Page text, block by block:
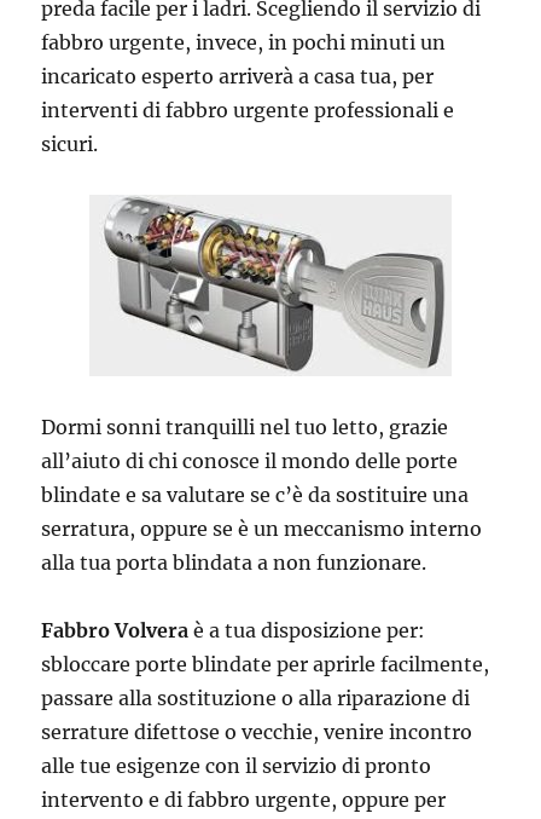
preda facile per i ladri. Scegliendo il servizio di
fabbro urgente, invece, in pochi minuti un
incaricato esperto arriverà a casa tua, per
interventi di fabbro urgente professionali e
sicuri.
Dormi sonni tranquilli nel tuo letto, grazie
all’aiuto di chi conosce il mondo delle porte
blindate e sa valutare se c’è da sostituire una
serratura, oppure se è un meccanismo interno
alla tua porta blindata a non funzionare.
Fabbro Volvera è a tua disposizione per:
sbloccare porte blindate per aprirle facilmente,
passare alla sostituzione o alla riparazione di
serrature difettose o vecchie, venire incontro
alle tue esigenze con il servizio di pronto
intervento e di fabbro urgente, oppure per